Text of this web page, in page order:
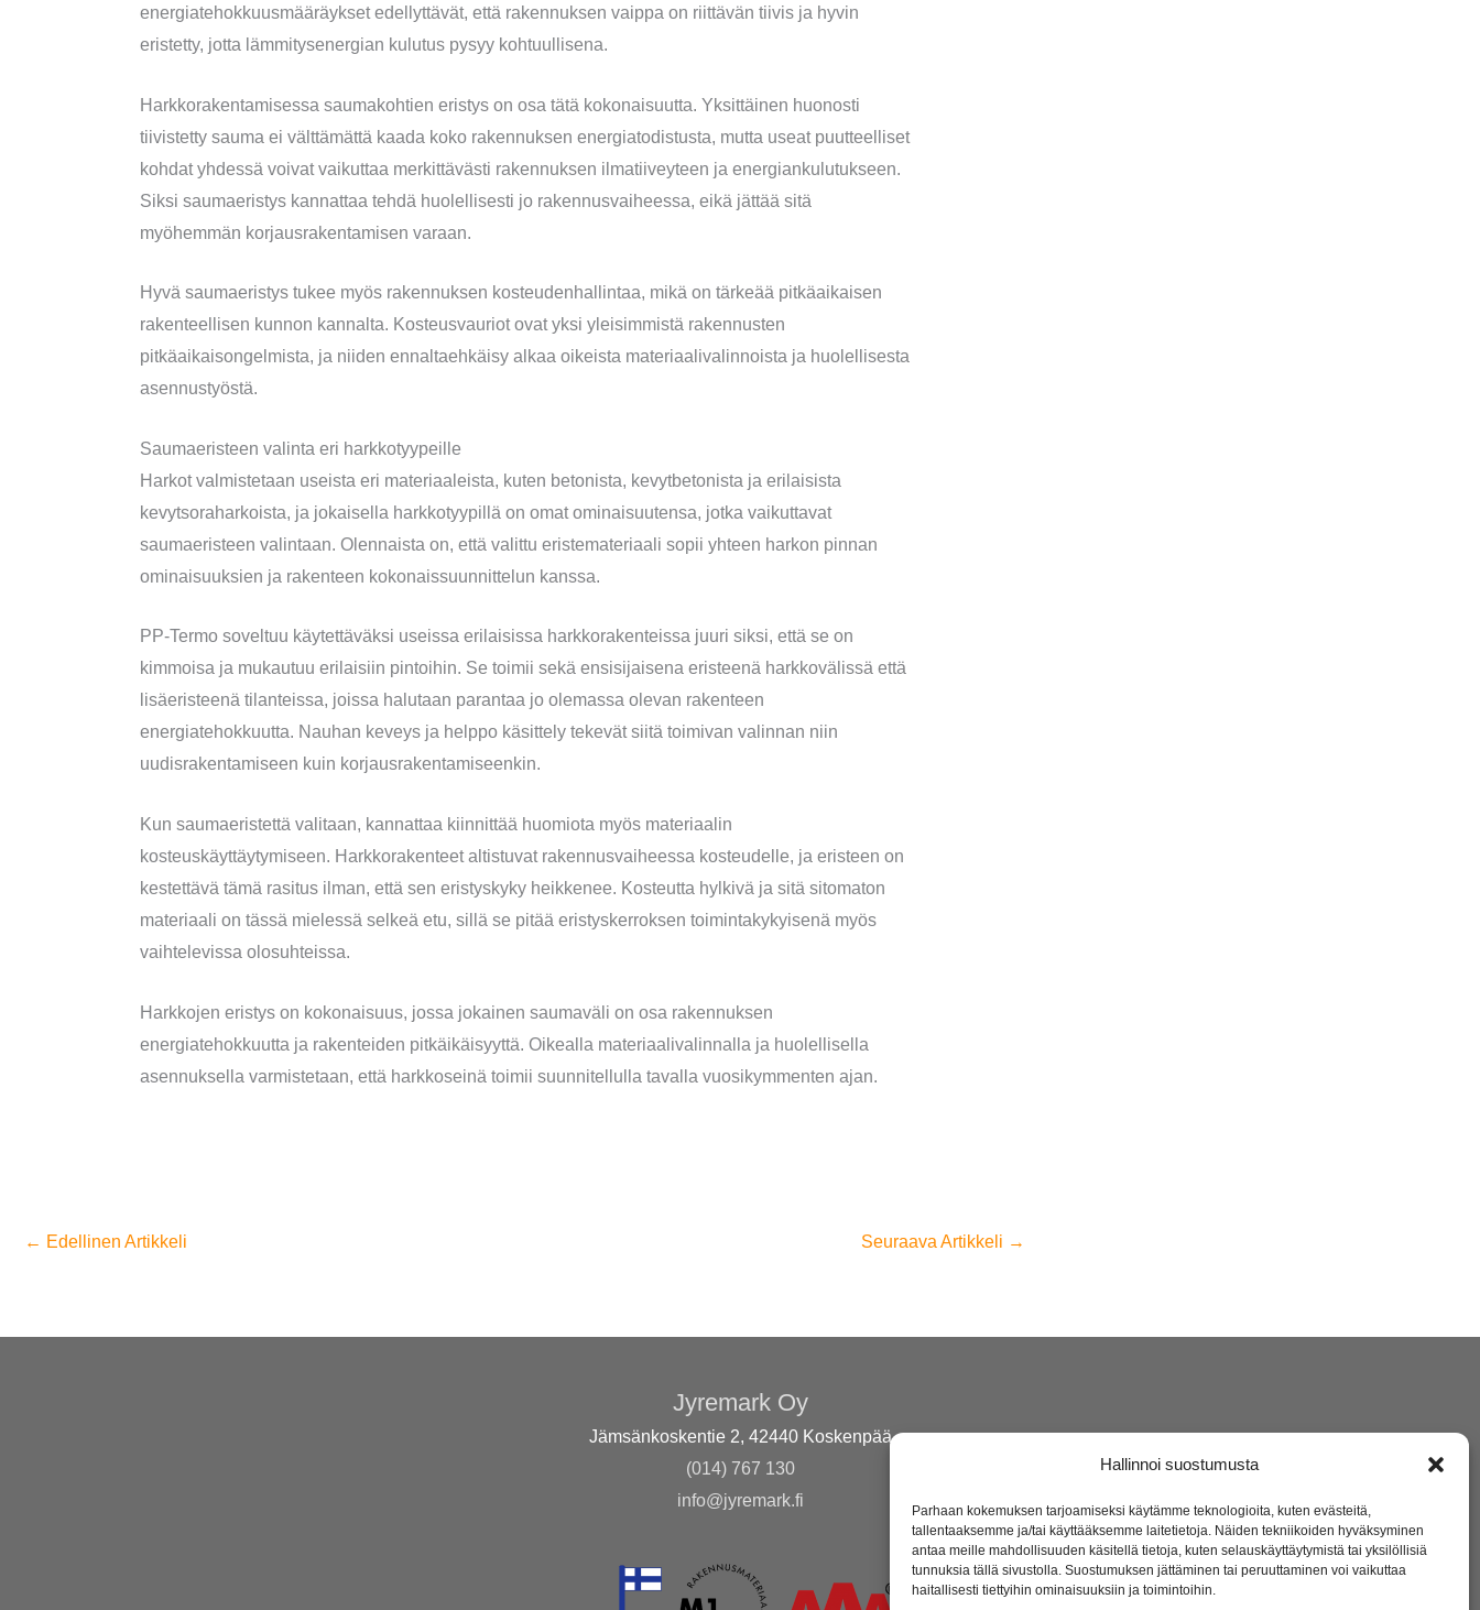
Hallinnoi suostumusta
Parhaan kokemuksen tarjoamiseksi käytämme teknologioita, kuten evästeitä,
tallentaaksemme ja/tai käyttääksemme laitetietoja. Näiden tekniikoiden hyväksyminen
antaa meille mahdollisuuden käsitellä tietoja, kuten selauskäyttäytymistä tai yksilöllisiä
tunnuksia tällä sivustolla. Suostumuksen jättäminen tai peruuttaminen voi vaikuttaa
haitallisesti tiettyihin ominaisuuksiin ja toimintoihin.
energiatehokkuusmääräykset edellyttävät, että rakennuksen vaippa on riittävän tiivis ja hyvin
eristetty, jotta lämmitysenergian kulutus pysyy kohtuullisena.
Harkkorakentamisessa saumakohtien eristys on osa tätä kokonaisuutta. Yksittäinen huonosti
tiivistetty sauma ei välttämättä kaada koko rakennuksen energiatodistusta, mutta useat puutteelliset
kohdat yhdessä voivat vaikuttaa merkittävästi rakennuksen ilmatiiveyteen ja energiankulutukseen.
Siksi saumaeristys kannattaa tehdä huolellisesti jo rakennusvaiheessa, eikä jättää sitä
myöhemmän korjausrakentamisen varaan.
Hyvä saumaeristys tukee myös rakennuksen kosteudenhallintaa, mikä on tärkeää pitkäaikaisen
rakenteellisen kunnon kannalta. Kosteusvauriot ovat yksi yleisimmistä rakennusten
pitkäaikaisongelmista, ja niiden ennaltaehkäisy alkaa oikeista materiaalivalinnoista ja huolellisesta
asennustyöstä.
Saumaeristeen valinta eri harkkotyypeille
Harkot valmistetaan useista eri materiaaleista, kuten betonista, kevytbetonista ja erilaisista
kevytsoraharkoista, ja jokaisella harkkotyypillä on omat ominaisuutensa, jotka vaikuttavat
saumaeristeen valintaan. Olennaista on, että valittu eristemateriaali sopii yhteen harkon pinnan
ominaisuuksien ja rakenteen kokonaissuunnittelun kanssa.
PP-Termo soveltuu käytettäväksi useissa erilaisissa harkkorakenteissa juuri siksi, että se on
kimmoisa ja mukautuu erilaisiin pintoihin. Se toimii sekä ensisijaisena eristeenä harkkovälissä että
lisäeristeenä tilanteissa, joissa halutaan parantaa jo olemassa olevan rakenteen
energiatehokkuutta. Nauhan keveys ja helppo käsittely tekevät siitä toimivan valinnan niin
uudisrakentamiseen kuin korjausrakentamiseenkin.
Kun saumaeristettä valitaan, kannattaa kiinnittää huomiota myös materiaalin
kosteuskäyttäytymiseen. Harkkorakenteet altistuvat rakennusvaiheessa kosteudelle, ja eristeen on
kestettävä tämä rasitus ilman, että sen eristyskyky heikkenee. Kosteutta hylkivä ja sitä sitomaton
materiaali on tässä mielessä selkeä etu, sillä se pitää eristyskerroksen toimintakykyisenä myös
vaihtelevissa olosuhteissa.
Harkkojen eristys on kokonaisuus, jossa jokainen saumaväli on osa rakennuksen
energiatehokkuutta ja rakenteiden pitkäikäisyyttä. Oikealla materiaalivalinnalla ja huolellisella
asennuksella varmistetaan, että harkkoseinä toimii suunnitellulla tavalla vuosikymmenten ajan.
← Edellinen Artikkeli Seuraava Artikkeli →
Jyremark Oy
Jämsänkoskentie 2, 42440 Koskenpää
(014) 767 130
info@jyremark.fi